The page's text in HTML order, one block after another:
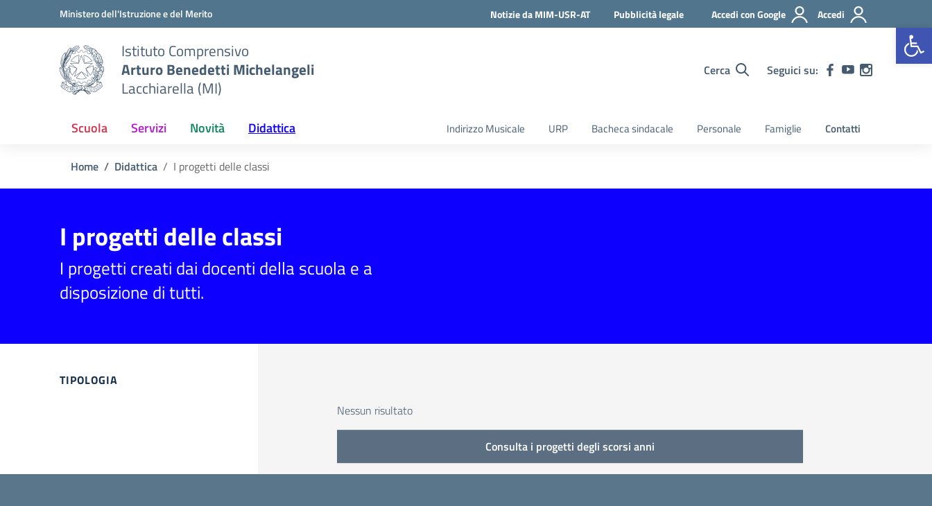
Vai ai contenuti
Vai al menu di navigazioneMinistero dell'Istruzione e del Merito Notizie da MIM-USR-AT Pubblicità legale Accedi con Google Accedi
Istituto Comprensivo
Arturo Benedetti Michelangeli
Lacchiarella (MI)
Cerca Seguici su:
Scuola Servizi Novità Didattica Indirizzo Musicale URP Bacheca sindacale Personale Famiglie Contatti
Home Didattica I progetti delle classi
I progetti delle classi
I progetti creati dai docenti della scuola e a
disposizione di tutti.
TIPOLOGIA
Nessun risultato
Consulta i progetti degli scorsi anni